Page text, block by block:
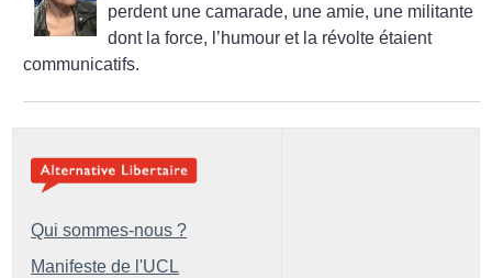
perdent une camarade, une amie, une militante
dont la force, l’humour et la révolte étaient
communicatifs.
Qui sommes-nous ?
Manifeste de l'UCL